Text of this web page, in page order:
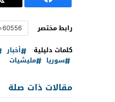
رابط مختصر
كلمات دليلية
أخبار
سوريا
مليشيات
مقالات ذات صلة